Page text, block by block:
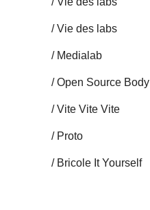
Vie des labs
Me­dia­lab
Open Source Body
Vite Vite Vite
Proto
Bricole It Yourself